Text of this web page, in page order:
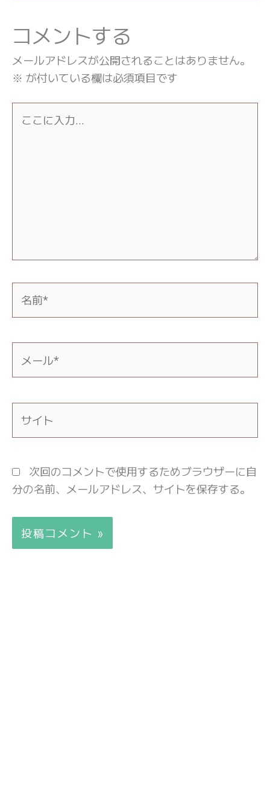
コメントする
メールアドレスが公開されることはありません。
※ が付いている欄は必須項目です
前
ー
*
次回のコメントで使用するためブラウザーに自
分の名前、メールアドレス、サイトを保存する。